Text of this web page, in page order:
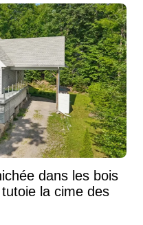
dans les bois
la cime des